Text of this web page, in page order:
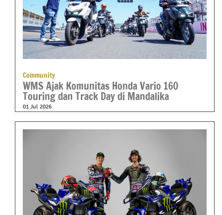
Community
WMS Ajak Komunitas Honda Vario 160
Touring dan Track Day di Mandalika
01 Jul 2026